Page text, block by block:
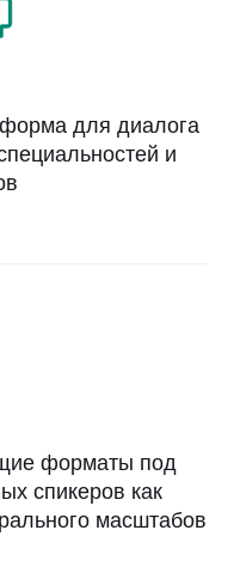
для диалога
и
форматы под
спикеров как
масштабов